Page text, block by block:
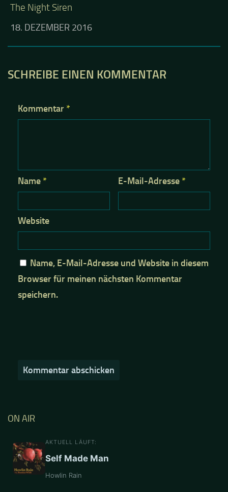
The Night Siren
18. DEZEMBER 2016
SCHREIBE EINEN KOMMENTAR
Kommentar *
Name * E-Mail-Adresse *
Website
Name, E-Mail-Adresse und Website in diesem
Browser für meinen nächsten Kommentar
speichern.
ON AIR
AKTUELL LÄUFT:
Self Made Man
Howlin Rain